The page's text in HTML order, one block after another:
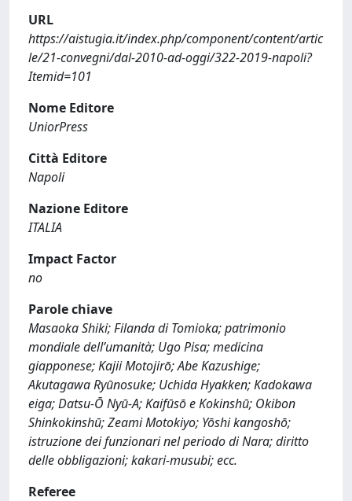
URL
https://aistugia.it/index.php/component/content/artic
le/21-convegni/dal-2010-ad-oggi/322-2019-napoli?
Itemid=101
Nome Editore
UniorPress
Città Editore
Napoli
Nazione Editore
ITALIA
Impact Factor
no
Parole chiave
Masaoka Shiki; Filanda di Tomioka; patrimonio
mondiale dell’umanità; Ugo Pisa; medicina
giapponese; Kajii Motojirō; Abe Kazushige;
Akutagawa Ryūnosuke; Uchida Hyakken; Kadokawa
eiga; Datsu-Ō Nyū-A; Kaifūsō e Kokinshū; Okibon
Shinkokinshū; Zeami Motokiyo; Yōshi kangoshō;
istruzione dei funzionari nel periodo di Nara; diritto
delle obbligazioni; kakari-musubi; ecc.
Referee